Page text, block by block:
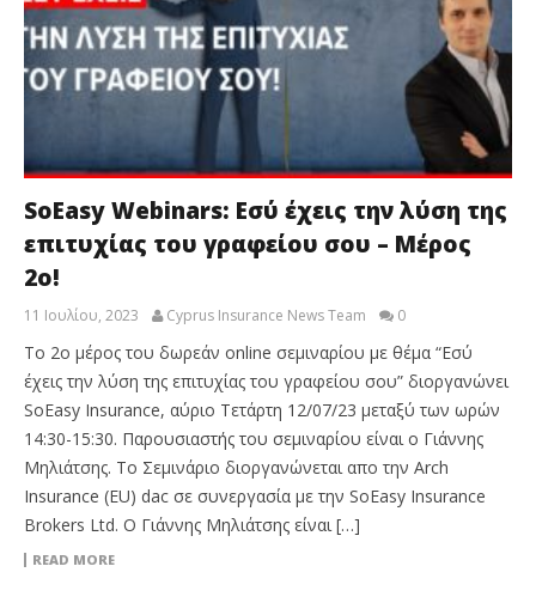
SoEasy Webinars: Εσύ έχεις την λύση της
επιτυχίας του γραφείου σου – Μέρος
2ο!
11 Ιουλίου, 2023 Cyprus Insurance News Team 0
Το 2ο μέρος του δωρεάν online σεμιναρίου με θέμα “Εσύ
έχεις την λύση της επιτυχίας του γραφείου σου” διοργανώνει
SoEasy Insurance, αύριο Τετάρτη 12/07/23 μεταξύ των ωρών
14:30-15:30. Παρουσιαστής του σεμιναρίου είναι ο Γιάννης
Μηλιάτσης. Το Σεμινάριο διοργανώνεται απο την Arch
Insurance (EU) dac σε συνεργασία με την SoEasy Insurance
Brokers Ltd. O Γιάννης Μηλιάτσης είναι […]
READ MORE